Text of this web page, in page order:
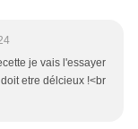
je vais l'essayer
etre délcieux !<br